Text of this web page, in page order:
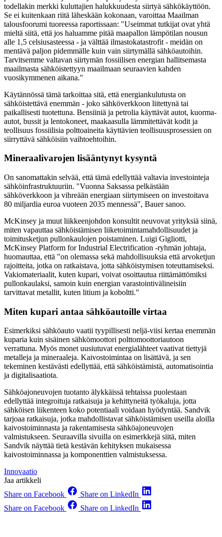
todellakin merkki kuluttajien halukkuudesta siirtyä sähkökäyttöön.
Se ei kuitenkaan riitä läheskään kokonaan, varoittaa Maailman
talousfoorumi tuoreessa raportissaan: "Useimmat tutkijat ovat yhtä
mieltä siitä, että jos haluamme pitää maapallon lämpötilan nousun
alle 1,5 celsiusasteessa - ja välttää ilmastokatastrofit - meidän on
mentävä paljon pidemmälle kuin vain siirtymällä sähköautoihin.
Tarvitsemme valtavan siirtymän fossiilisen energian hallitsemasta
maailmasta sähköistettyyn maailmaan seuraavien kahden
vuosikymmenen aikana."
Käytännössä tämä tarkoittaa sitä, että energiankulutusta on
sähköistettävä enemmän - joko sähköverkkoon liitettynä tai
paikallisesti tuotettuna. Bensiiniä ja petrolia käyttävät autot, kuorma-
autot, bussit ja lentokoneet, maakaasulla lämmitettävät kodit ja
teollisuus fossiilisia polttoaineita käyttävien teollisuusprosessien on
siirryttävä sähköisiin vaihtoehtoihin.
Mineraalivarojen lisääntynyt kysyntä
On sanomattakin selvää, että tämä edellyttää valtavia investointeja
sähköinfrastruktuuriin. "Vuonna Saksassa pelkästään
sähköverkkoon ja vihreään energiaan siirtymiseen on investoitava
80 miljardia euroa vuoteen 2035 mennessä", Bauer sanoo.
McKinsey ja muut liikkeenjohdon konsultit neuvovat yrityksiä siinä,
miten vapauttaa sähköistämisen liiketoimintamahdollisuudet ja
toimitusketjun pullonkaulojen poistaminen. Luigi Gigliotti,
McKinsey Platform for Industrial Electrification -ryhmän johtaja,
huomauttaa, että "on olemassa sekä mahdollisuuksia että arvoketjun
rajoitteita, jotka on ratkaistava, jotta sähköistymisen toteuttamiseksi.
Vakiomateriaalit, kuten kupari, voivat osoittautua riittämättömiksi
pullonkaulaksi, samoin kuin energian varastointivälineisiin
tarvittavat metallit, kuten litium ja koboltti."
Miten kupari antaa sähköautoille virtaa
Esimerkiksi sähköauto vaatii tyypillisesti neljä-viisi kertaa enemmän
kuparia kuin sisäinen sähkömoottori polttomoottoriautoon
verrattuna. Myös monet uusiutuvat energialähteet vaativat tiettyjä
metalleja ja mineraaleja. Kaivostoimintaa on lisättävä, ja sen
tekeminen kestävästi edellyttää, että sähköistämistä, automatisointia
ja digitalisaatiota.
Sähköajoneuvojen tuotanto älykkäissä tehtaissa puolestaan
edellyttää integroituja ratkaisuja ja kehittyneitä työkaluja, jotta
sähköisen liikenteen koko potentiaali voidaan hyödyntää. Sandvik
tarjoaa ratkaisuja, jotka mahdollistavat sähköistämisen useilla aloilla
kaivostoiminnasta ja rakentamisesta sähköajoneuvojen
valmistukseen. Seuraavilla sivuilla on esimerkkejä siitä, miten
Sandvik näyttää tietä kestävän kehityksen mukaisessa
kaivostoiminnassa ja komponenttien valmistuksessa.
Innovaatio
Jaa artikkeli
Share on Facebook
Share on LinkedIn
Share on Facebook
Share on LinkedIn